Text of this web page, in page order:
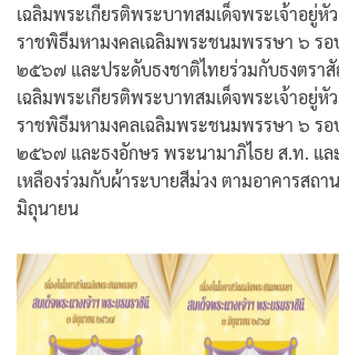
เฉลิมพระเกียรติพระบาทสมเด็จพระเจ้าอยู่หั
ราชพิธีมหามงคลเฉลิมพระชนมพรรษา ๖ ร
๒๕๖๗ และประดับธงชาติไทยร่วมกับธงตรา
เฉลิมพระเกียรติพระบาทสมเด็จพระเจ้าอยู่หั
ราชพิธีมหามงคลเฉลิมพระชนมพรรษา ๖ ร
๒๕๖๗ และธงอักษร พระนามาภิไธย ส.ท. แล
เหลืองร่วมกับผ้าระบายสีม่วง ตามอาคารสถา
มิถุนายน